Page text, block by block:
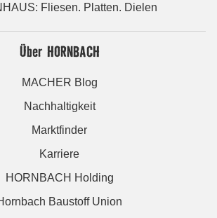
Fliesen. Platten. Dielen
Über HORNBACH
MACHER Blog
Nachhaltigkeit
Marktfinder
Karriere
HORNBACH Holding
Baustoff Union